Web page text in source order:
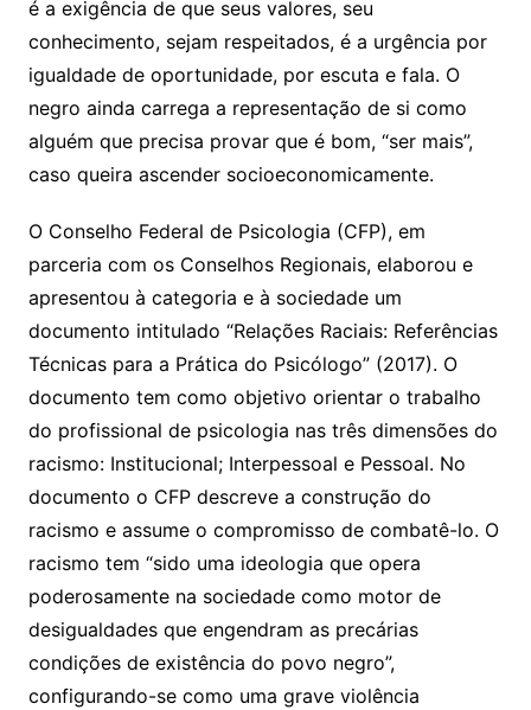
é a exigência de que seus valores, seu
conhecimento, sejam respeitados, é a urgência por
igualdade de oportunidade, por escuta e fala. O
negro ainda carrega a representação de si como
alguém que precisa provar que é bom, “ser mais”,
caso queira ascender socioeconomicamente.
O Conselho Federal de Psicologia (CFP), em
parceria com os Conselhos Regionais, elaborou e
apresentou à categoria e à sociedade um
documento intitulado “Relações Raciais: Referências
Técnicas para a Prática do Psicólogo” (2017). O
documento tem como objetivo orientar o trabalho
do profissional de psicologia nas três dimensões do
racismo: Institucional; Interpessoal e Pessoal. No
documento o CFP descreve a construção do
racismo e assume o compromisso de combatê-lo. O
racismo tem “sido uma ideologia que opera
poderosamente na sociedade como motor de
desigualdades que engendram as precárias
condições de existência do povo negro”,
configurando-se como uma grave violência